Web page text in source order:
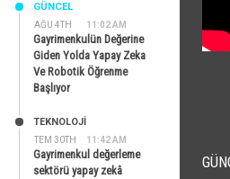
AĞU 4TH 11:02 AM
GÜNCEL
Gayrimenkulün Değerine
Giden Yolda Yapay Zeka
Ve Robotik Öğrenme
Başlıyor
TEM 30TH 11:42 AM
TEKNOLOJİ
Gayrimenkul değerleme
sektörü yapay zekâ